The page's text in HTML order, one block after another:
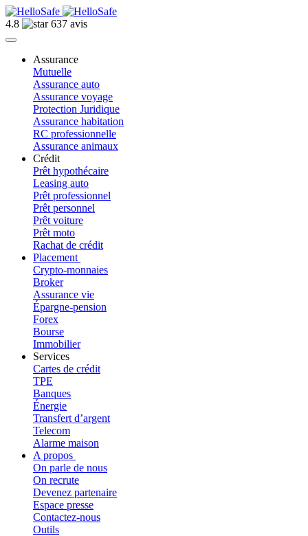
4.8 637 avis
Assurance
Mutuelle
Assurance auto
Assurance voyage
Protection Juridique
Assurance habitation
RC professionnelle
Assurance animaux
Crédit
Prêt hypothécaire
Leasing auto
Prêt professionnel
Prêt personnel
Prêt voiture
Prêt moto
Rachat de crédit
Placement
Crypto-monnaies
Broker
Assurance vie
Épargne-pension
Forex
Bourse
Immobilier
Services
Cartes de crédit
TPE
Banques
Énergie
Transfert d’argent
Telecom
Alarme maison
A propos
On parle de nous
On recrute
Devenez partenaire
Espace presse
Contactez-nous
Outils